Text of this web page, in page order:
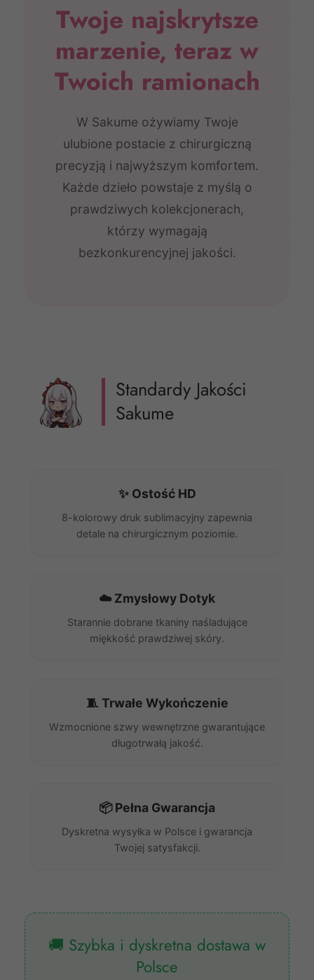
Twoje najskrytsze
marzenie, teraz w
Twoich ramionach
W Sakume ożywiamy Twoje
ulubione postacie z chirurgiczną
precyzją i najwyższym komfortem.
Każde dzieło powstaje z myślą o
prawdziwych kolekcjonerach,
którzy wymagają
bezkonkurencyjnej jakości.
Standardy Jakości
Sakume
✨ Ostość HD
8-kolorowy druk sublimacyjny zapewnia
detale na chirurgicznym poziomie.
☁️ Zmysłowy Dotyk
Starannie dobrane tkaniny naśladujące
miękkość prawdziwej skóry.
🧵 Trwałe Wykończenie
Wzmocnione szwy wewnętrzne gwarantujące
długotrwałą jakość.
📦 Pełna Gwarancja
Dyskretna wysyłka w Polsce i gwarancja
Twojej satysfakcji.
🚚 Szybka i dyskretna dostawa w
Polsce